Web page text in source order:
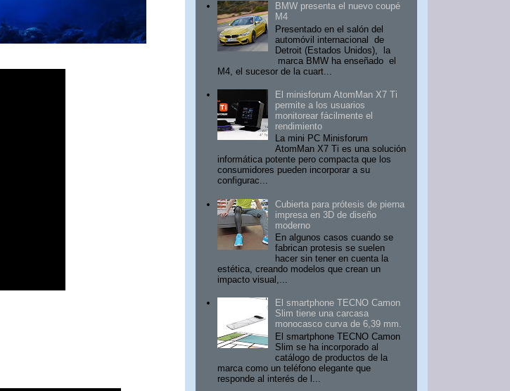
BMW presenta el nuevo coupé
M4
Presentado en el salón del
automóvil internacional de
Detroit (Estados Unidos), la
marca BMW ha enseñado el
M4, el sucesor de la cuart...
El minisforum AtomMan X7 Ti
permite a los usuarios
monitorear fácilmente el
rendimiento
La mini PC Minisforum
AtomMan X7 Ti es una solución
informática potente pero compacta que los
consumidores pueden incorporar a su
configurac...
Cubierta para prótesis de pierna
impresa en 3D de diseño
moderno
En algunos casos cuando se
fabrican protesis se suelen
hacer sin tener en cuenta la
estética, creando modelos que crean un
impacto visual,...
El smartphone TECNO Camon
Slim tiene una carcasa
monocasco curva de 6,39 mm.
El smartphone TECNO Camon
Slim se ha incorporado al
catálogo de productos de la
marca como un teléfono elegante que
responde al interés de l...